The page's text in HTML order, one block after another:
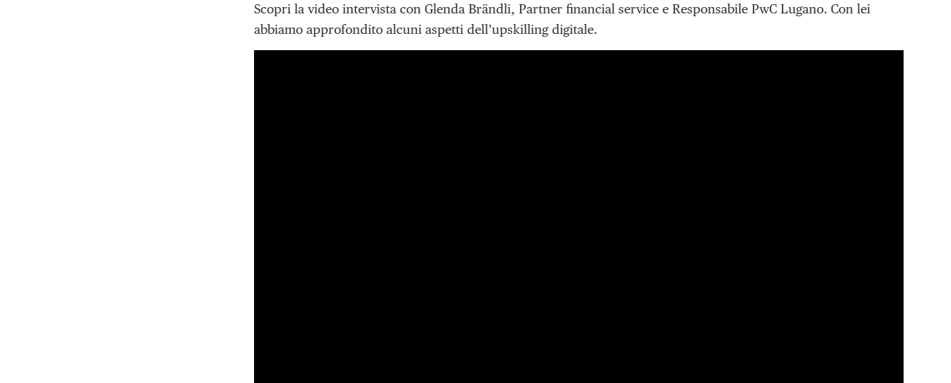
Scopri la video intervista con Glenda Brändli, Partner financial service e Responsabile PwC Lugano. Con lei
abbiamo approfondito alcuni aspetti dell’upskilling digitale.